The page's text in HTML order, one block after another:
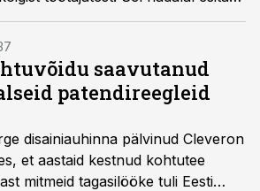
ka sellekohase teate.
saavutanud
patendireegleid
disainiauhinna pälvinud Cleveron
et aastaid kestnud kohtutee
mitmeid tagasilööke tuli Eesti